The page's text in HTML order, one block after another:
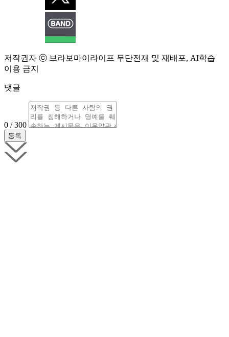
저작권자 ⓒ 브라보마이라이프 무단전재 및 재배포, AI학습
이용 금지
댓글
0 / 300